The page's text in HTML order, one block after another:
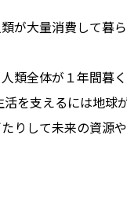
が大量消費して暮
類全体が１年間暮
を支えるには地球
りして未来の資源